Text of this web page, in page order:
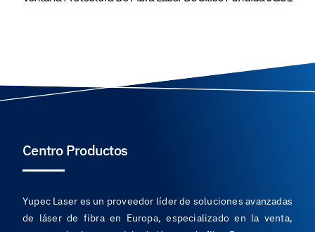
Centro Productos
Yupec Laser es un proveedor líder de soluciones avanzadas
de láser de fibra en Europa, especializado en la venta,